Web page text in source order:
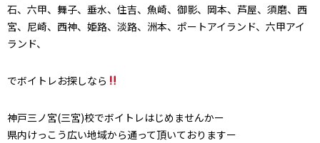
石、六甲、舞子、垂水、住吉、魚崎、御影、岡本、芦屋、須磨、西
宮、尼崎、西神、姫路、淡路、洲本、ポートアイランド、六甲アイ
ランド、
でボイトレお探しなら
神戸三ノ宮(三宮)校でボイトレはじめませんかー
県内けっこう広い地域から通って頂いておりますー